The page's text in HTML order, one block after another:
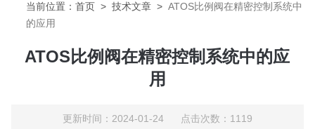
当前位置：首页 >技术文章 >ATOS比例阀在精密控制系统中
的应用
ATOS比例阀在精密控制系统中的应
用
更新时间：2024-01-24 点击次数：1119